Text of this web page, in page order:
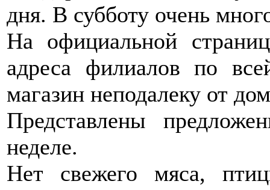
дня. В субботу очень
На официальной
адреса филиалов по
магазин неподалеку от
Представлены
неделе.
Нет свежего мяса,